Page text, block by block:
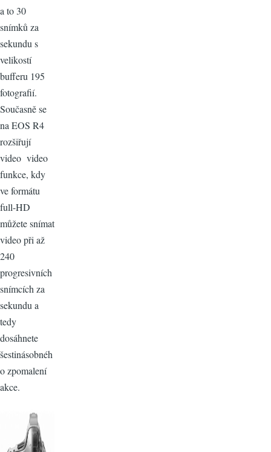
a to 30
snímků za
sekundu s
velikostí
bufferu 195
fotografií.
Současně se
na EOS R4
rozšiřují
video video
funkce, kdy
ve formátu
full-HD
můžete snímat
video při až
240
progresivních
snímcích za
sekundu a
tedy
dosáhnete
šestinásobnéh
o zpomalení
akce.